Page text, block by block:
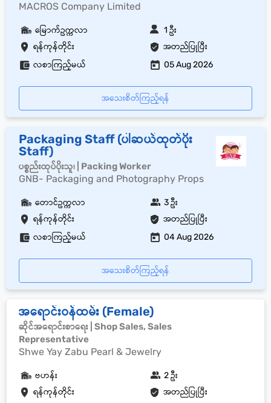
MACROS Company Limited
ရန်ကုန်တိုင်း အတည်ပြုပြီး
မြောက်ဥက္ကလာ 1 ဦး
လစာကြည့်မယ် 05 Aug 2026
အသေးစိတ်ကြည့်ရန်
Packaging Staff (ပါဆယ်ထုတ်ပိုး
Staff)
ပစ္စည်းထုပ်ပိုးသူ၊ | Packing Worker
GNB- Packaging and Photography Props
ရန်ကုန်တိုင်း အတည်ပြုပြီး
တောင်ဥက္ကလာ 3 ဦး
လစာကြည့်မယ် 04 Aug 2026
အသေးစိတ်ကြည့်ရန်
အရောင်းဝန်ထမ်း (Female)
ဆိုင်အရောင်းစာရေး | Shop Sales, Sales
Representative
Shwe Yay Zabu Pearl & Jewelry
ရန်ကုန်တိုင်း အတည်ပြုပြီး
ဗဟန်း 2 ဦး